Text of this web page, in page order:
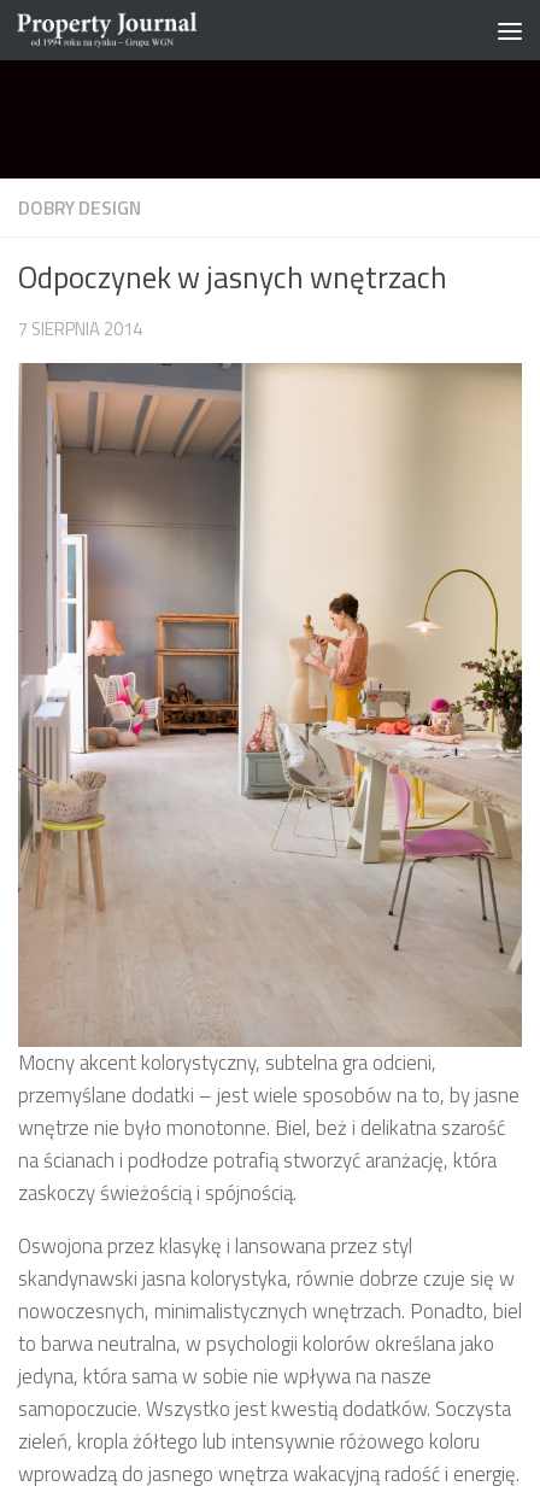
Skip to content
DOBRY DESIGN
Odpoczynek w jasnych wnętrzach
7 SIERPNIA 2014
Mocny akcent kolorystyczny, subtelna gra odcieni,
przemyślane dodatki – jest wiele sposobów na to, by jasne
wnętrze nie było monotonne. Biel, beż i delikatna szarość
na ścianach i podłodze potrafią stworzyć aranżację, która
zaskoczy świeżością i spójnością.
Oswojona przez klasykę i lansowana przez styl
skandynawski jasna kolorystyka, równie dobrze czuje się w
nowoczesnych, minimalistycznych wnętrzach. Ponadto, biel
to barwa neutralna, w psychologii kolorów określana jako
jedyna, która sama w sobie nie wpływa na nasze
samopoczucie. Wszystko jest kwestią dodatków. Soczysta
zieleń, kropla żółtego lub intensywnie różowego koloru
wprowadzą do jasnego wnętrza wakacyjną radość i energię.